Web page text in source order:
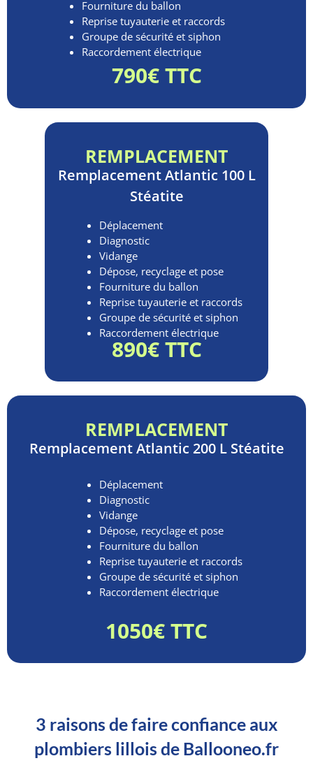
Fourniture du ballon
Reprise tuyauterie et raccords
Groupe de sécurité et siphon
Raccordement électrique
790€ TTC
REMPLACEMENT
RemplacementAtlantic 100 L
Stéatite
Déplacement
Diagnostic
Vidange
Dépose, recyclage et pose
Fourniture du ballon
Reprise tuyauterie et raccords
Groupe de sécurité et siphon
Raccordement électrique
890€ TTC
REMPLACEMENT
RemplacementAtlantic 200 L Stéatite
Déplacement
Diagnostic
Vidange
Dépose, recyclage et pose
Fourniture du ballon
Reprise tuyauterie et raccords
Groupe de sécurité et siphon
Raccordement électrique
1050€ TTC
3 raisons de faire confiance aux
plombiers lillois de Ballooneo.fr